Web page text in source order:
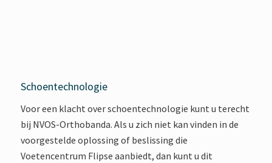
Schoentechnologie
Voor een klacht over schoentechnologie kunt u terecht
bij NVOS-Orthobanda. Als u zich niet kan vinden in de
voorgestelde oplossing of beslissing die
Voetencentrum Flipse aanbiedt, dan kunt u dit